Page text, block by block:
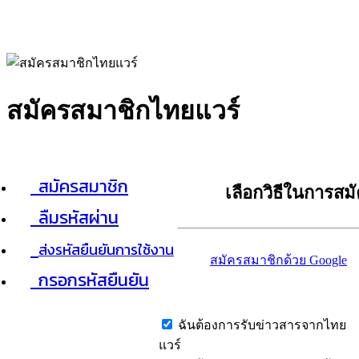
สมัครสมาชิกไทยแวร์
สมัครสมาชิก
ลืมรหัสผ่าน
ส่งรหัสยืนยันการใช้งาน
กรอกรหัสยืนยัน
เลือกวิธีในการส
สมัครสมาชิกด้วย Google
ฉันต้องการรับข่าวสารจากไทย
แวร์